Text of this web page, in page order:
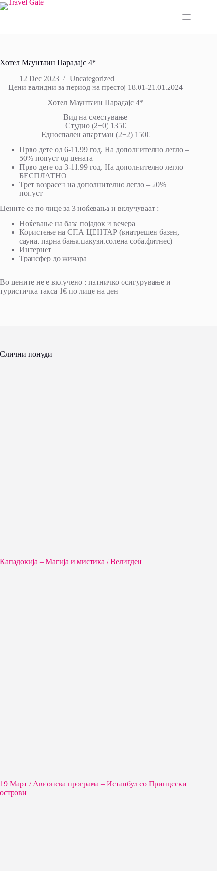
Skip
to
Хотел Маунтаин Парадајс 4*
12 Dec 2023
Uncategorized
Цени валидни за период на престој 18.01-21.01.2024
Хотел Маунтаин Парадајс 4*
Вид на сместување
Студио (2+0) 135€
Едноспален апартман (2+2) 150€
Прво дете од 6-11.99 год. На дополнително легло –
50% попуст од цената
Прво дете од 3-11.99 год. На дополнително легло –
БЕСПЛАТНО
Трет возрасен на дополнително легло – 20%
попуст
Цените се по лице за 3 ноќевања и вклучуваат :
Ноќевање на база појадок и вечера
Користење на СПА ЦЕНТАР (внатрешен базен,
сауна, парна бања,џакузи,солена соба,фитнес)
Интернет
Трансфер до жичара
Во цените не е вклучено : патничко осигурување и
туристичка тaкса 1€ по лице на ден
Слични понуди
Кападокија – Магија и мистика / Велигден
19 Март / Aвионска програма – Истанбул со Принцески
острови